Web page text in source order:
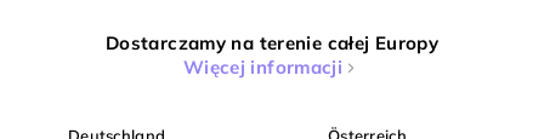
Dostarczamy na terenie całej Europy
Więcej informacji